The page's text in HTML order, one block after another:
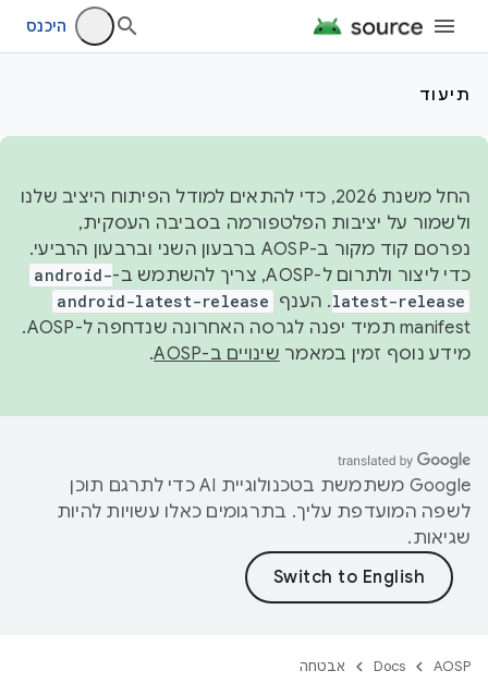
היכנס
תיעוד
החל משנת 2026, כדי להתאים למודל הפיתוח היציב שלנו
ולשמור על יציבות הפלטפורמה בסביבה העסקית,
נפרסם קוד מקור ב-AOSP ברבעון השני וברבעון הרביעי.
כדי ליצור ולתרום ל-AOSP, צריך להשתמש ב-
android-
latest-release. הענף android-latest-release
manifest תמיד יפנה לגרסה האחרונה שנדחפה ל-AOSP.
מידע נוסף זמין במאמר שינויים ב-AOSP .
‫Google משתמשת בטכנולוגיית AI כדי לתרגם תוכן
לשפה המועדפת עליך. בתרגומים כאלו עשויות להיות
שגיאות.
AOSP
Docs אבטחה